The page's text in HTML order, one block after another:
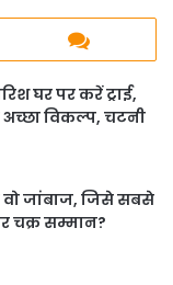
घर पर करें ट्राई,
अच्छा विकल्प, चटनी
वो जांबाज, जिसे सबसे
चक्र सम्मान?